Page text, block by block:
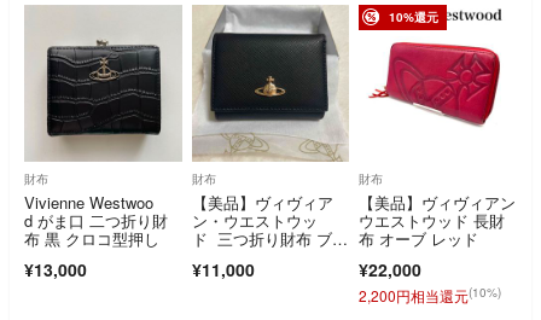
財布
Vivienne Westwoo
d がま口 二つ折り財
布 黒 クロコ型押し
¥13,000
財布
【美品】ヴィヴィア
ン・ウエストウッ
ド 三つ折り財布 ブラ
ト BLACK
¥11,000
10%還元
財布
【美品】ヴィヴィアン
ウエストウッド 長財
布 オーブ レッド
¥22,000
2,200円相当還元(10%)